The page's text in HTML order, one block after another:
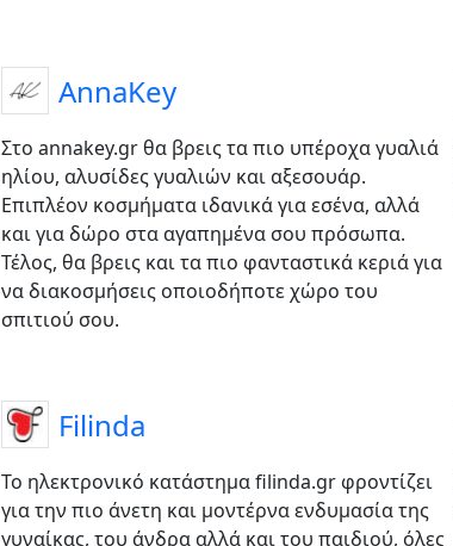
AnnaKey
Στο annakey.gr θα βρεις τα πιο υπέροχα γυαλιά
ηλίου, αλυσίδες γυαλιών και αξεσουάρ.
Επιπλέον κοσμήματα ιδανικά για εσένα, αλλά
και για δώρο στα αγαπημένα σου πρόσωπα.
Τέλος, θα βρεις και τα πιο φανταστικά κεριά για
να διακοσμήσεις οποιοδήποτε χώρο του
σπιτιού σου.
Filinda
Το ηλεκτρονικό κατάστημα filinda.gr φροντίζει
για την πιο άνετη και μοντέρνα ενδυμασία της
γυναίκας, του άνδρα αλλά και του παιδιού, όλες